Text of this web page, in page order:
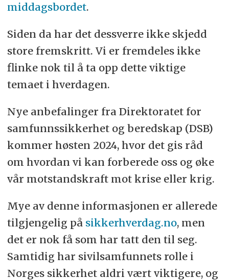
middagsbordet.
Siden da har det dessverre ikke skjedd
store fremskritt. Vi er fremdeles ikke
flinke nok til å ta opp dette viktige
temaet i hverdagen.
Nye anbefalinger fra Direktoratet for
samfunnssikkerhet og beredskap (DSB)
kommer høsten 2024, hvor det gis råd
om hvordan vi kan forberede oss og øke
vår motstandskraft mot krise eller krig.
Mye av denne informasjonen er allerede
tilgjengelig på sikkerhverdag.no, men
det er nok få som har tatt den til seg.
Samtidig har sivilsamfunnets rolle i
Norges sikkerhet aldri vært viktigere, og